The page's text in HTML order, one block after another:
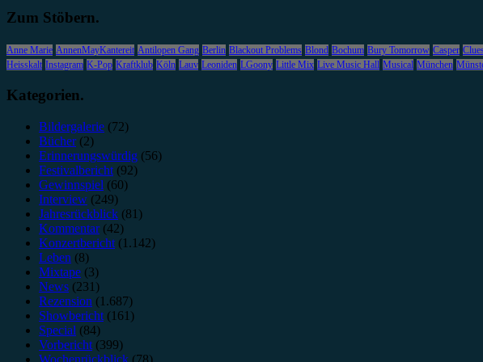
Zum Stöbern.
Anne Marie AnnenMayKantereit Antilopen Gang Berlin Blackout Problems Blond Bochum Bury Tomorrow Casper
Heisskalt Instagram K-Pop Kraftklub Köln Lauv Leoniden LGoony Little Mix Live Music Hall Musical München
Kategorien.
Bildergalerie (72)
Bücher(2)
Erinnerungswürdig (56)
Festivalbericht (92)
Gewinnspiel (60)
Interview (249)
Jahresrückblick (81)
Kommentar(42)
Konzertbericht (1.142)
Leben (8)
Mixtape (3)
News (231)
Rezension (1.687)
Showbericht (161)
Special (84)
Vorbericht (399)
Wochenrückblick (78)